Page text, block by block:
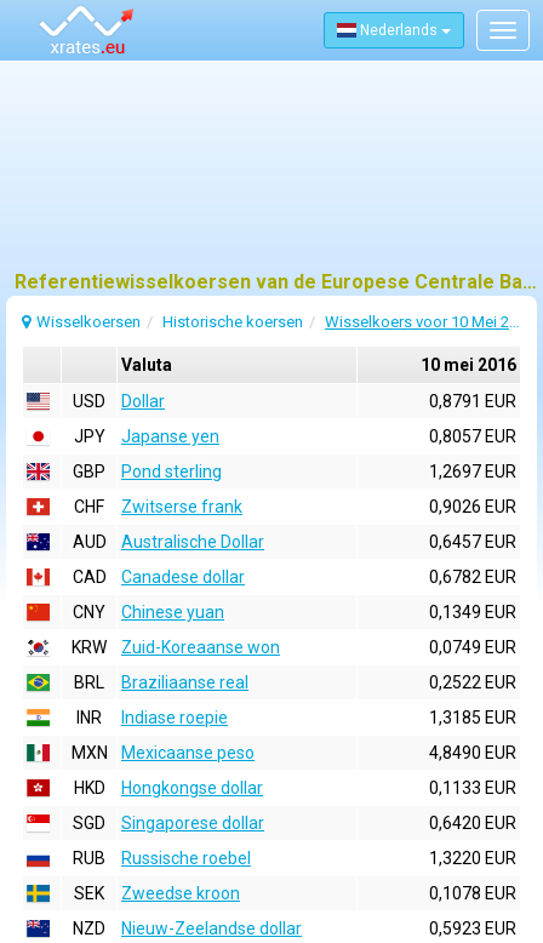
Nederlands
Referentiewisselkoersen van de Europese Centrale Bank (ECB) voor 10 mei 2016
Wisselkoersen Historische koersen Wisselkoers voor 10 Mei 2016
Valuta
10 mei 2016
USD
Dollar
0,8791 EUR
JPY
Japanse yen
0,8057 EUR
GBP
Pond sterling
1,2697 EUR
CHF
Zwitserse frank
0,9026 EUR
AUD
Australische Dollar
0,6457 EUR
CAD
Canadese dollar
0,6782 EUR
CNY
Chinese yuan
0,1349 EUR
KRW
Zuid-Koreaanse won
0,0749 EUR
BRL
Braziliaanse real
0,2522 EUR
INR
Indiase roepie
1,3185 EUR
MXN
Mexicaanse peso
4,8490 EUR
HKD
Hongkongse dollar
0,1133 EUR
SGD
Singaporese dollar
0,6420 EUR
RUB
Russische roebel
1,3220 EUR
SEK
Zweedse kroon
0,1078 EUR
NZD
Nieuw-Zeelandse dollar
0,5923 EUR